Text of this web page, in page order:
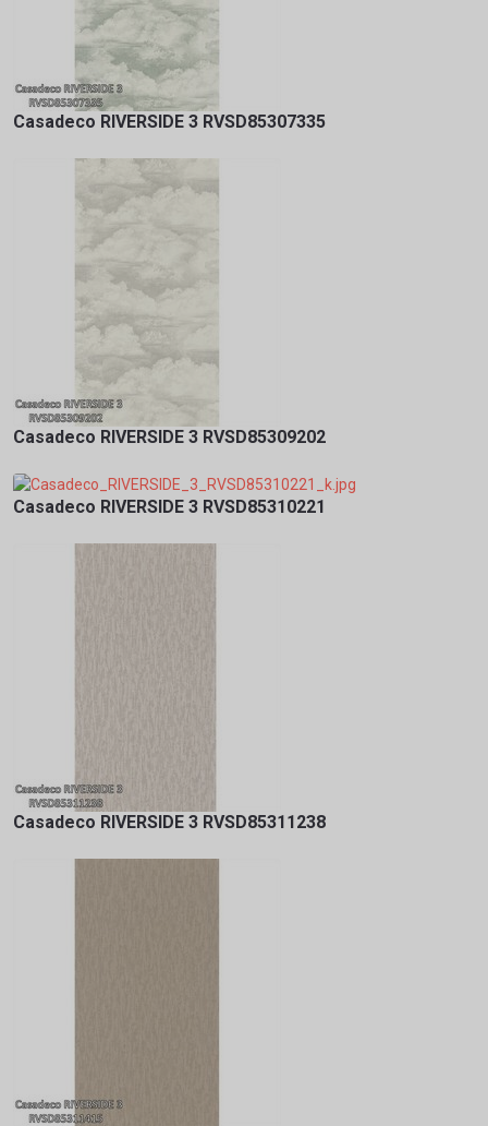
Casadeco RIVERSIDE 3 RVSD85307335
Casadeco RIVERSIDE 3 RVSD85309202
Casadeco RIVERSIDE 3 RVSD85310221
Casadeco RIVERSIDE 3 RVSD85311238